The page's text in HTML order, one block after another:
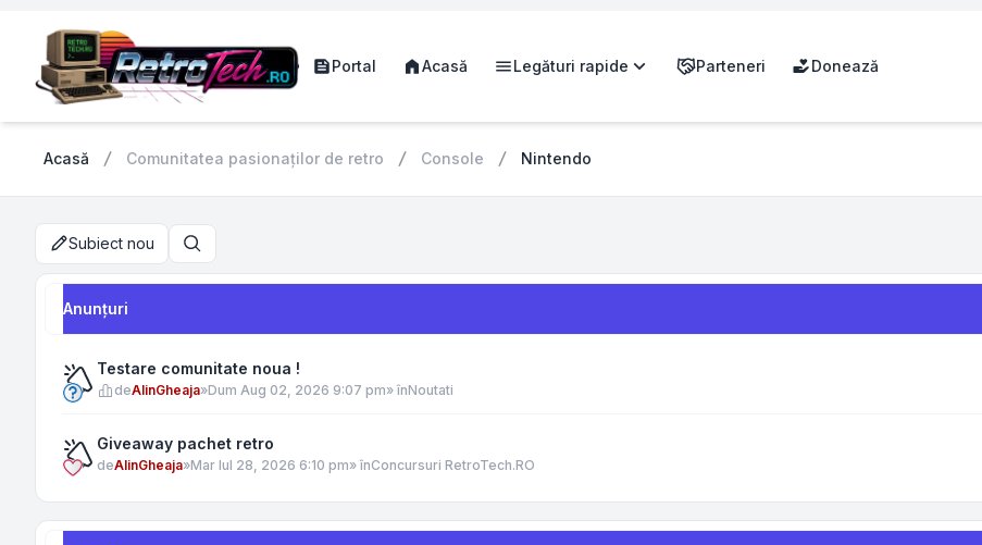
Portal Acasă Legături rapide Parteneri Donează
Acasă Comunitatea pasionaților de retro Console Nintendo
Subiect nou Căutare
Anunţuri
Testare comunitate noua !
deAlinGheaja»Dum Aug 02, 2026 9:07 pm» înNoutati
Giveaway pachet retro
deAlinGheaja»Mar Iul 28, 2026 6:10 pm» înConcursuri RetroTech.RO